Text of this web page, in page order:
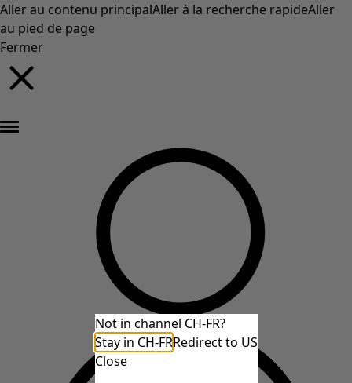
Aller au contenu principalAller à la recherche rapideAller
au pied de page
Fermer
Not in channel CH-FR?
Stay in CH-FRRedirect to US
Close